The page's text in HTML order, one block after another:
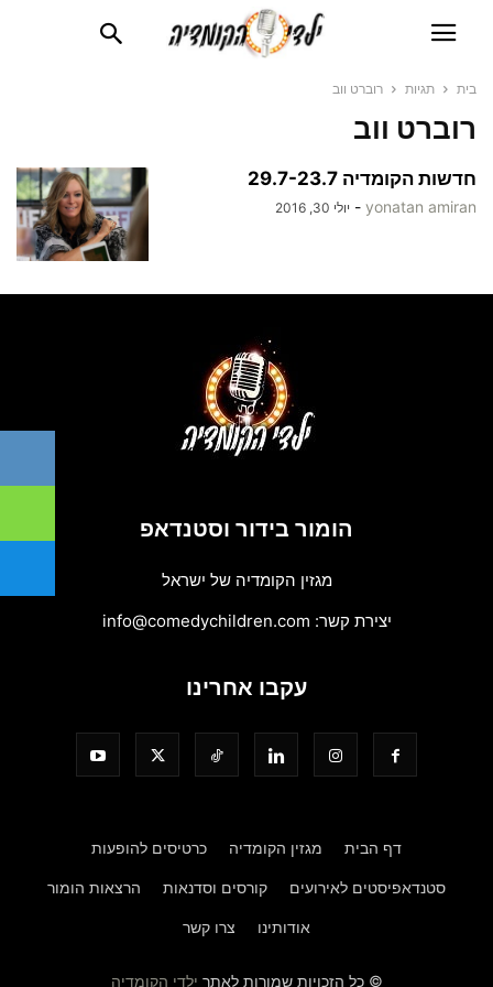
בית תגיות רוברט ווב
רוברט ווב
חדשות הקומדיה 29.7-23.7
yonatan amiran
- יולי 30, 2016
הומור בידור וסטנדאפ
מגזין הקומדיה של ישראל
יצירת קשר: info@comedychildren.com
עקבו אחרינו
דף הבית מגזין הקומדיה כרטיסים להופעות
סטנדאפיסטים לאירועים קורסים וסדנאות הרצאות הומור
אודותינו צרו קשר
© כל הזכויות שמורות לאתר ילדי הקומדיה